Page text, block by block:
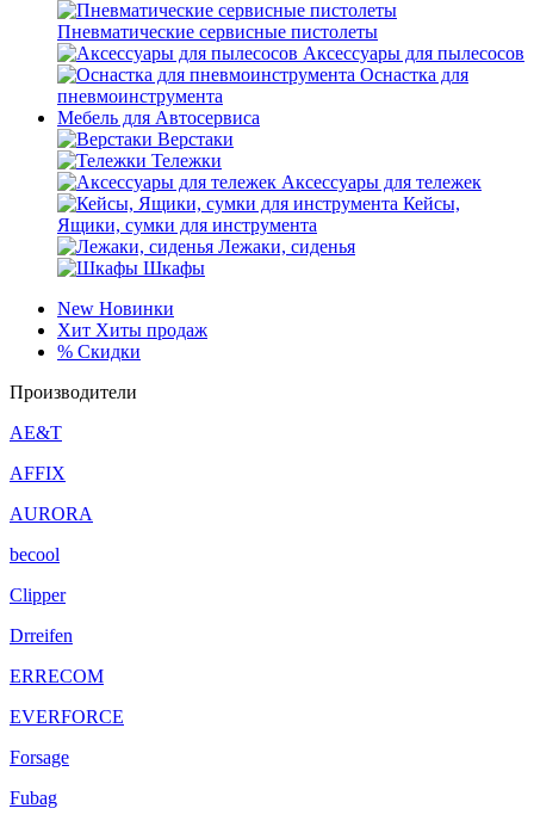
Пневматические сервисные пистолеты
Аксессуары для пылесосов
Оснастка для
пневмоинструмента
Мебель для Автосервиса
Верстаки
Тележки
Аксессуары для тележек
Кейсы,
Ящики, сумки для инструмента
Лежаки, сиденья
Шкафы
New Новинки
Хит Хиты продаж
% Скидки
Производители
AE&T
AFFIX
AURORA
becool
Clipper
Drreifen
ERRECOM
EVERFORCE
Forsage
Fubag